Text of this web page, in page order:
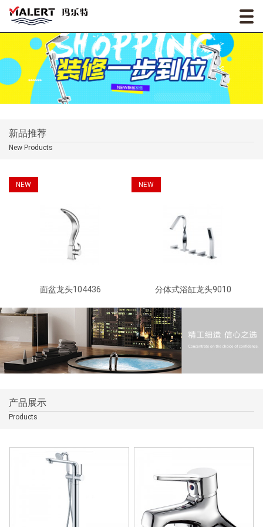
新品推荐
New Products
NEW
面盆龙头104436
NEW
分体式浴缸龙头9010
产品展示
Products